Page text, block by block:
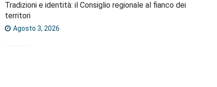
Tradizioni e identità: il Consiglio regionale al fianco dei
territori
Agosto 3, 2026